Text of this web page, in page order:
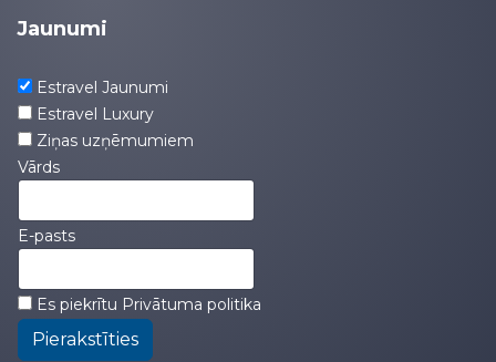
Jaunumi
Estravel Jaunumi
Estravel Luxury
Ziņas uzņēmumiem
Vārds
E-pasts
Es piekrītu Privātuma politika
Pierakstīties